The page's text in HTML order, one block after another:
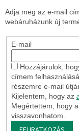
Adja meg az e-mail
webáruházunk új
E-mail
Hozzájárulok,
címem
részemre e-mail
Kijelentem, hogy az
Megértettem, hogy
visszavonhatom.